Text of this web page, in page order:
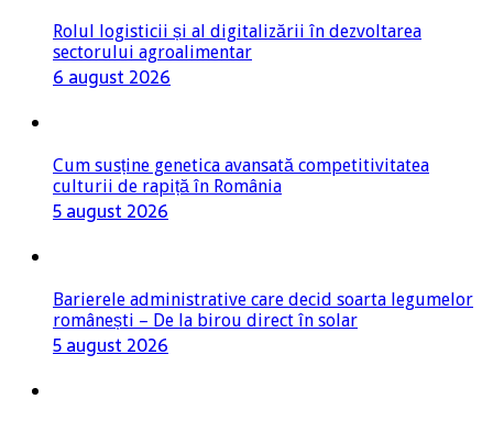
Rolul logisticii și al digitalizării în dezvoltarea
sectorului agroalimentar
6 august 2026
Cum susține genetica avansată competitivitatea
culturii de rapiță în România
5 august 2026
Barierele administrative care decid soarta legumelor
românești – De la birou direct în solar
5 august 2026